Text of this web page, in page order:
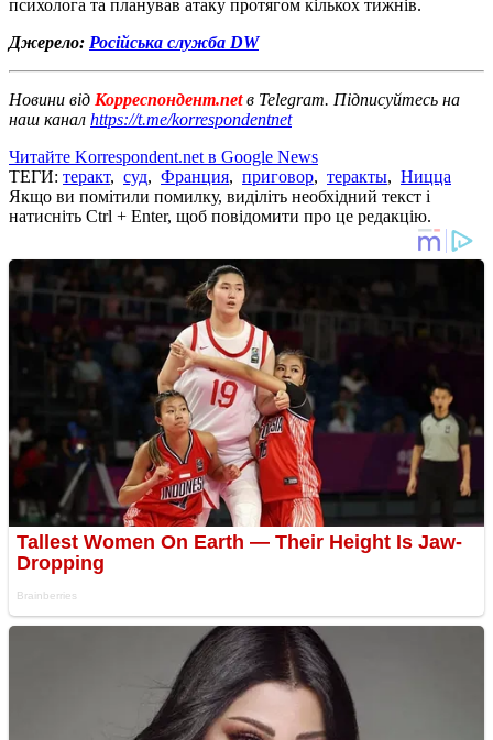
психолога та планував атаку протягом кількох тижнів.
Джерело: Російська служба DW
Новини від Корреспондент.netв Telegram. Підписуйтесь на
наш канал https://t.me/korrespondentnet
Читайте Korrespondent.net в Google News
ТЕГИ: теракт, суд, Франция, приговор, теракты, Ницца
Якщо ви помітили помилку, виділіть необхідний текст і
натисніть Ctrl + Enter, щоб повідомити про це редакцію.